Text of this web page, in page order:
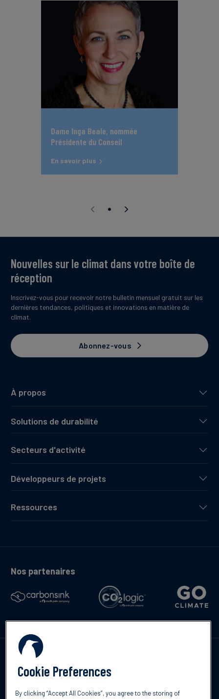
Dame Inga Beale, nommée
Présidente du Conseil
En savoir plus
À propos
Solutions de durabilité
Secteurs d'activité
Développeurs de projets
Ressources
Nouvelles sur le climat dans votre boîte de
réception
Inscrivez-vous pour recevoir notre bulletin mensuel gratuit sur les
dernières tendances, politiques et innovations en matière de
climat.
Abonnez-vous
Nos partenaires
Cookie Preferences
By clicking “Accept All Cookies”, you agree to the storing of